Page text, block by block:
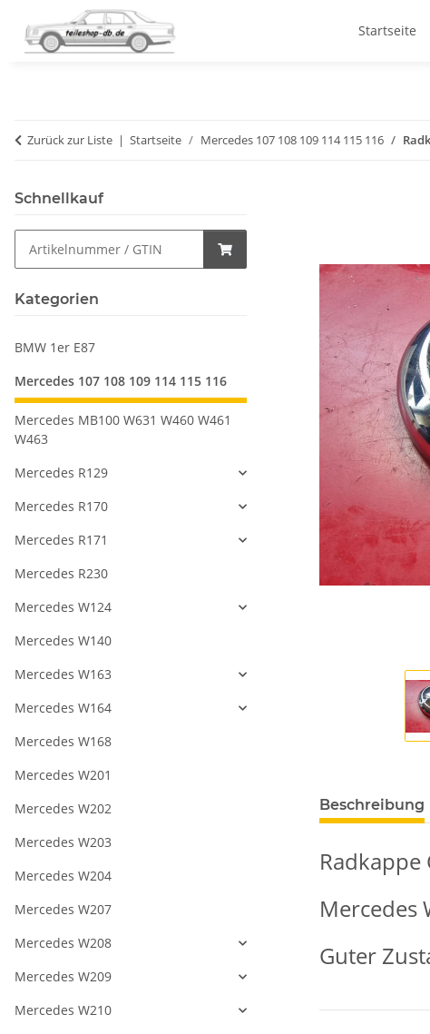
Startseite
Zurück zur Liste Startseite Mercedes 107 108 109 114 115 116
Beschreibung
Mercedes
Guter
Schnellkauf
Kategorien
BMW 1er E87
Mercedes 107 108 109 114 115 116
Mercedes MB100 W631 W460 W461
W463
Mercedes R129
Mercedes R170
Mercedes R171
Mercedes R230
Mercedes W124
Mercedes W140
Mercedes W163
Mercedes W164
Mercedes W168
Mercedes W201
Mercedes W202
Mercedes W203
Mercedes W204
Mercedes W207
Mercedes W208
Mercedes W209
Mercedes W210